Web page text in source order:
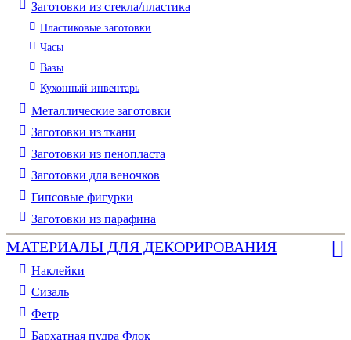
Заготовки из стекла/пластика
Пластиковые заготовки
Часы
Вазы
Кухонный инвентарь
Металлические заготовки
Заготовки из ткани
Заготовки из пенопласта
Заготовки для веночков
Гипсовые фигурки
Заготовки из парафина
МАТЕРИАЛЫ ДЛЯ ДЕКОРИРОВАНИЯ
Наклейки
Сизаль
Фетр
Бархатная пудра Флок